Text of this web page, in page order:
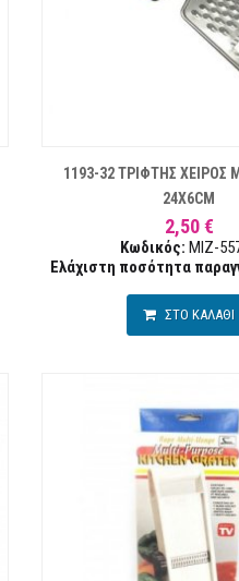
1193-32 ΤΡΙΦΤΗΣ ΧΕΙΡΟΣ
24X6CM
2,50 €
Κωδικός: MIZ-
Ελάχιστη ποσότητα
ΣΤΟ ΚΑΛΑΘΙ